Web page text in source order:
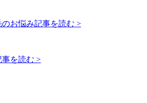
お悩み記事を読む >
事を読む >